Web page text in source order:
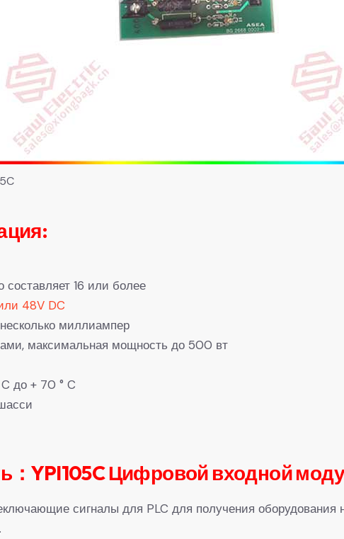
16 или более
48V DC
миллиампер
максимальная мощность до 500 вт
до + 70 ° C
：YPI105C Цифровой входной
сигналы для PLC для получения оборудования